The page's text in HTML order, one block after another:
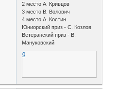
2 место А. Кривцов
3 место В. Волович
4 место А. Костин
Юниорский приз - С. Козлов
Ветеранский приз - В.
Мануковский
0